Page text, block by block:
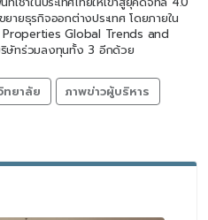
ายธุรกิจออกต่างประเทศ โดยภายใน
Properties Global Trends and
ษัทร่วมลงทุนทั้ง 3 อีกด้วย
ทยาลัย
ภาพข่าวผู้บริหาร